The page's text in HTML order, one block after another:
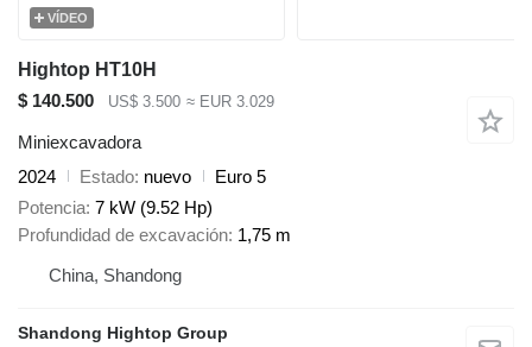
VÍDEO
Hightop HT10H
$ 140.500
US$ 3.500 ≈ EUR 3.029
Miniexcavadora
2024
Estado nuevo
Euro 5
Potencia 7 kW (9.52 Hp)
Profundidad de excavación 1,75 m
China, Shandong
Shandong Hightop Group